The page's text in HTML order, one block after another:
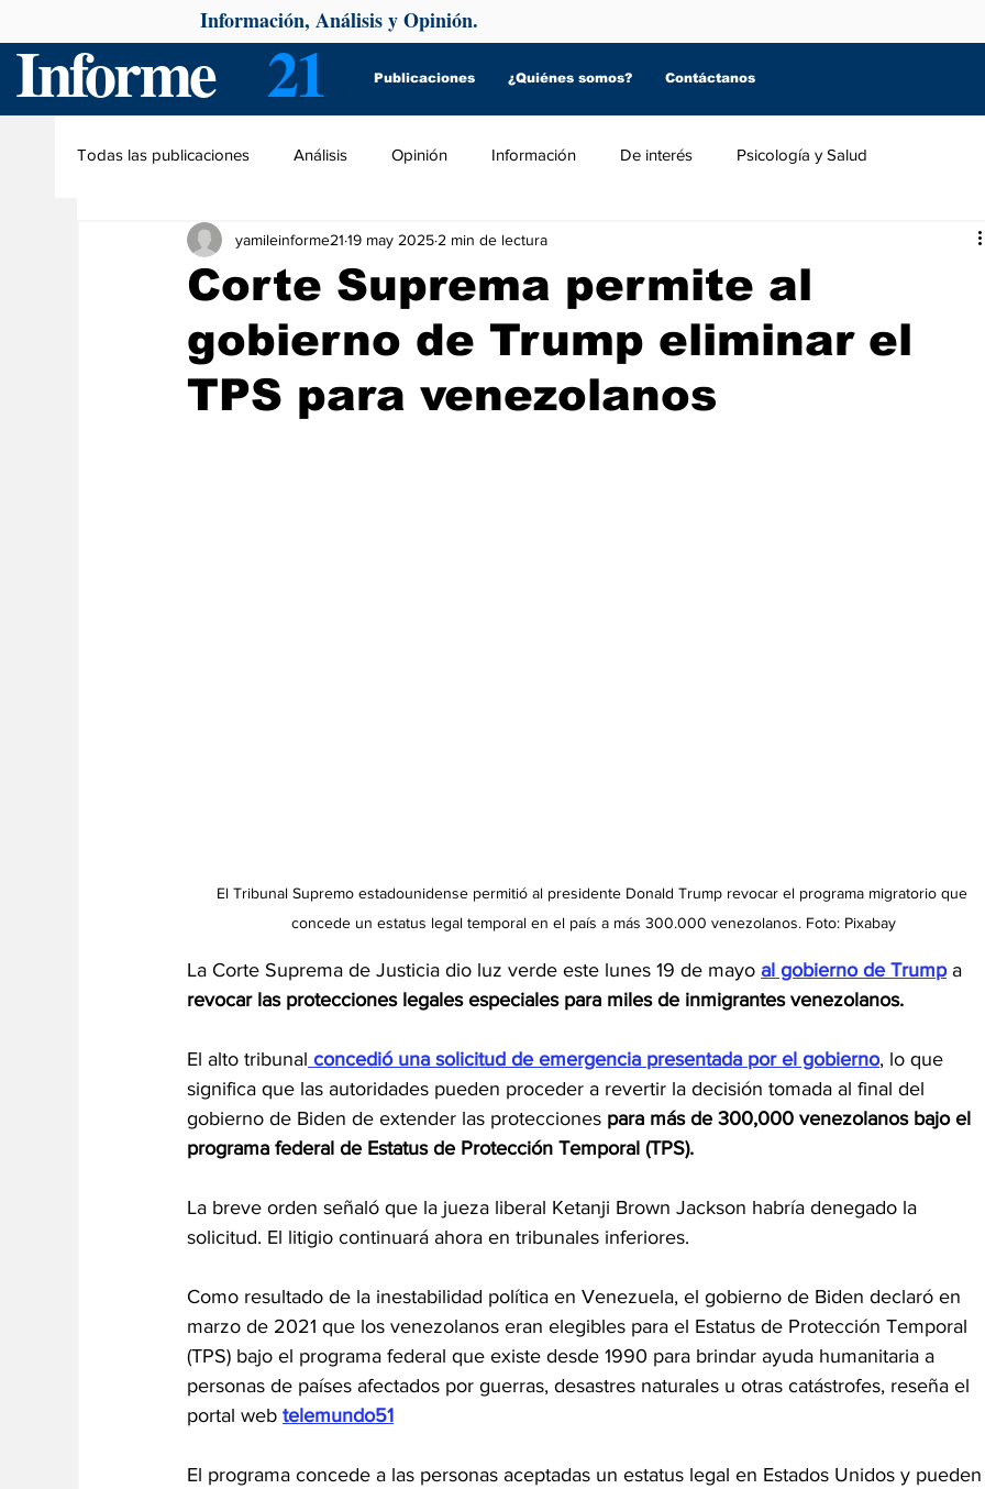
Informe 21 Publicaciones ¿Quiénes somos? Contáctanos
Información, Análisis y Opinión.
Todas las publicaciones Análisis Opinión Información De interés Psicología y Salud
Corte Suprema permite al
gobierno de Trump eliminar el
TPS para venezolanos
yamileinforme21 19 may 2025 2 min de lectura
El Tribunal Supremo estadounidense permitió al presidente Donald Trump revocar el programa migratorio que
concede un estatus legal temporal en el país a más 300.000 venezolanos. Foto: Pixabay
La Corte Suprema de Justicia dio luz verde este lunes 19 de mayo al gobierno de Trump a
revocar las protecciones legales especiales para miles de inmigrantes venezolanos.
El alto tribunal concedió una solicitud de emergencia presentada por el gobierno, lo que
significa que las autoridades pueden proceder a revertir la decisión tomada al final del
gobierno de Biden de extender las protecciones para más de 300,000 venezolanos bajo el
programa federal de Estatus de Protección Temporal (TPS).
La breve orden señaló que la jueza liberal Ketanji Brown Jackson habría denegado la
solicitud. El litigio continuará ahora en tribunales inferiores.
Como resultado de la inestabilidad política en Venezuela, el gobierno de Biden declaró en
marzo de 2021 que los venezolanos eran elegibles para el Estatus de Protección Temporal
(TPS) bajo el programa federal que existe desde 1990 para brindar ayuda humanitaria a
personas de países afectados por guerras, desastres naturales u otras catástrofes, reseña el
portal web telemundo51
El programa concede a las personas aceptadas un estatus legal en Estados Unidos y